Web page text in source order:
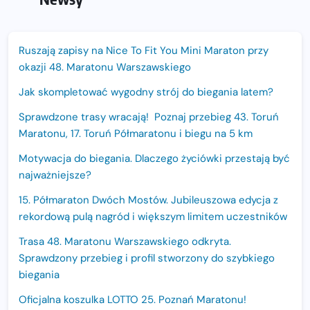
Ruszają zapisy na Nice To Fit You Mini Maraton przy
okazji 48. Maratonu Warszawskiego
Jak skompletować wygodny strój do biegania latem?
Sprawdzone trasy wracają! Poznaj przebieg 43. Toruń
Maratonu, 17. Toruń Półmaratonu i biegu na 5 km
Motywacja do biegania. Dlaczego życiówki przestają być
najważniejsze?
15. Półmaraton Dwóch Mostów. Jubileuszowa edycja z
rekordową pulą nagród i większym limitem uczestników
Trasa 48. Maratonu Warszawskiego odkryta.
Sprawdzony przebieg i profil stworzony do szybkiego
biegania
Oficjalna koszulka LOTTO 25. Poznań Maratonu!